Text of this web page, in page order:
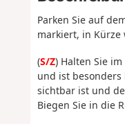
Parken Sie auf
markiert, in
(S/Z) Halten Sie
und ist besonders
sichtbar ist und
Biegen Sie in die